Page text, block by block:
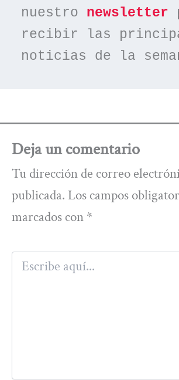
nuestro newsletter
recibir las
noticias de la
Deja un comentario
Tu dirección de correo
publicada. Los campos
marcados con *
Escribe
aquí...